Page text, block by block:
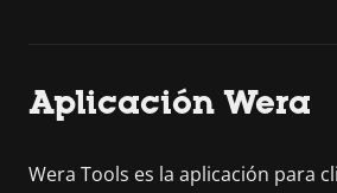
Aplicación Wera
Wera Tools es la aplicación para